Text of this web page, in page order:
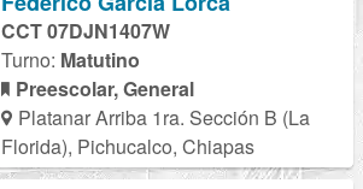
CCT 07DJN1407W
Turno: Matutino
Preescolar, General
Platanar Arriba 1ra. Sección B (La
Florida), Pichucalco, Chiapas